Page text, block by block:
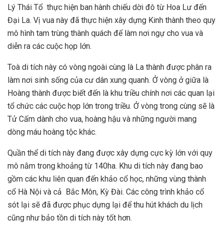
Lý Thái Tổ thực hiện ban hành chiếu dời đô từ Hoa Lư đến
Đại La. Vị vua này đã thực hiện xây dựng Kinh thành theo quy
mô hình tam trùng thành quách để làm nơi ngự cho vua và
diễn ra các cuộc họp lớn.
Toà di tích này có vòng ngoài cùng là La thành được phân ra
làm nơi sinh sống của cư dân xung quanh. Ở vòng ở giữa là
Hoàng thành được biết đến là khu triều chính nơi các quan lại
tổ chức các cuộc họp lớn trong triều. Ở vòng trong cùng sẽ là
Tử Cấm dành cho vua, hoàng hậu và những người mang
dòng máu hoàng tộc khác.
Quần thể di tích này đang được xây dựng cực kỳ lớn với quy
mô nằm trong khoảng từ 140ha. Khu di tích này đang bao
gồm các khu liên quan đến khảo cổ học, những vùng thành
cổ Hà Nội và cả Bắc Môn, Kỳ Đài. Các công trình khảo cổ
sót lại sẽ đã được phục dựng lại để thu hút khách du lịch
cũng như bảo tồn di tích này tốt hơn.